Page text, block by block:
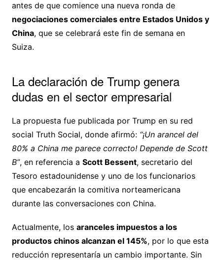
antes de que comience una nueva ronda de
negociaciones comerciales entre Estados Unidos y
China, que se celebrará este fin de semana en
Suiza.
La declaración de Trump genera
dudas en el sector empresarial
La propuesta fue publicada por Trump en su red
social Truth Social, donde afirmó: “¡Un arancel del
80% a China me parece correcto! Depende de Scott
B”, en referencia a Scott Bessent, secretario del
Tesoro estadounidense y uno de los funcionarios
que encabezarán la comitiva norteamericana
durante las conversaciones con China.
Actualmente, los aranceles impuestos a los
productos chinos alcanzan el 145%, por lo que esta
reducción representaría un cambio importante. Sin